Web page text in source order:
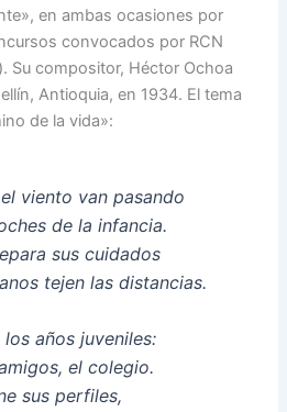
en ambas ocasiones por
convocados por RCN
Su compositor, Héctor Ochoa
Antioquia, en 1934. El tema
de la vida»:
viento van pasando
de la infancia.
sus cuidados
tejen las distancias.
años juveniles:
el colegio.
sus perfiles,